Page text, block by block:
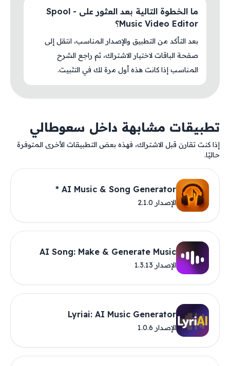
ما الخطوة التالية بعد العثور على Spool -
Music Video Editor؟
بعد التأكد من التطبيق والإصدار المناسب، انتقل إلى
صفحة الباقات لاختيار الاشتراك، ثم راجع الشرح
المناسب إذا كانت هذه أول مرة لك في التثبيت.
تطبيقات مشابهة داخل سعوطالي
إذا كنت تقارن قبل الاشتراك، فهذه بعض التطبيقات الأخرى المتوفرة
حاليًا.
AI Music & Song Generator *
الإصدار 2.1.0
AI Song: Make & Generate Music
الإصدار 1.3.13
Lyriai: AI Music Generator
الإصدار 1.0.6